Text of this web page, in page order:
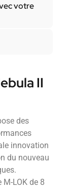
votre
II
des
innovation
du nouveau
LOK de 8